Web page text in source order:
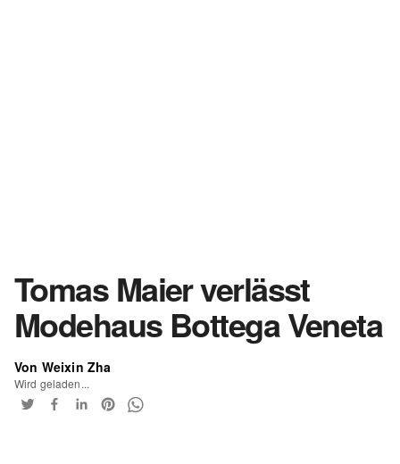
Tomas Maier verlässt
Modehaus Bottega Veneta
Von Weixin Zha
Wird geladen...